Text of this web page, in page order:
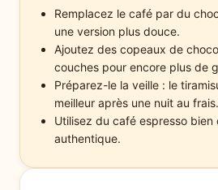
Remplacez le café par du
une version plus douce.
Ajoutez des copeaux de
couches pour encore plus de
Préparez-le la veille : le
meilleur après une nuit au frais.
Utilisez du café espresso
authentique.